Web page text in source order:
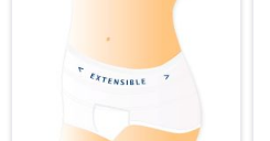
Soins bébé